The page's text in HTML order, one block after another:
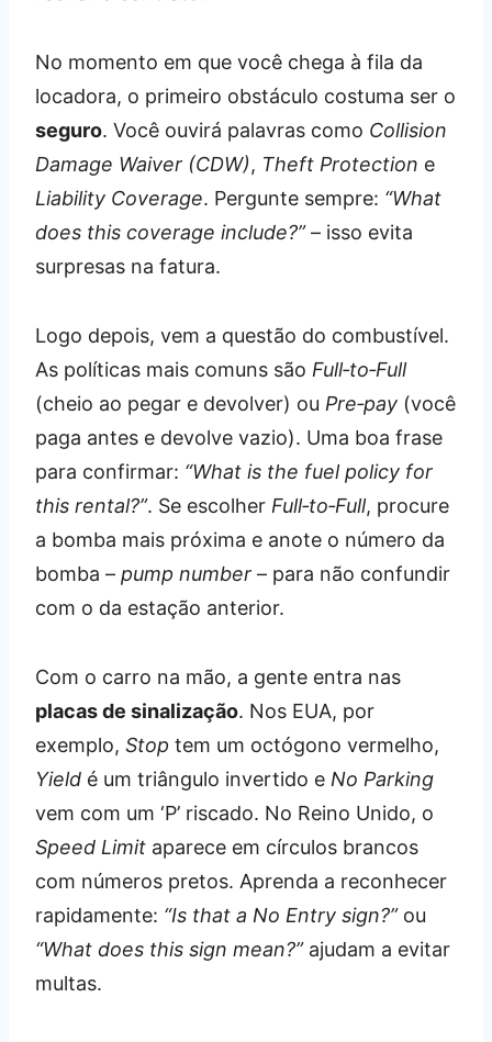
No momento em que você chega à fila da
locadora, o primeiro obstáculo costuma ser o
seguro. Você ouvirá palavras como Collision
Damage Waiver (CDW), Theft Protection e
Liability Coverage. Pergunte sempre: “What
does this coverage include?”– isso evita
surpresas na fatura.
Logo depois, vem a questão do combustível.
As políticas mais comuns são Full‑to‑Full
(cheio ao pegar e devolver) ou Pre‑pay (você
paga antes e devolve vazio). Uma boa frase
para confirmar: “What is the fuel policy for
this rental?”. Se escolher Full‑to‑Full, procure
a bomba mais próxima e anote o número da
bomba – pump number – para não confundir
com o da estação anterior.
Com o carro na mão, a gente entra nas
placas de sinalização. Nos EUA, por
exemplo, Stop tem um octógono vermelho,
Yield é um triângulo invertido e No Parking
vem com um ‘P’ riscado. No Reino Unido, o
Speed Limit aparece em círculos brancos
com números pretos. Aprenda a reconhecer
rapidamente: “Is that a No Entry sign?”ou
“What does this sign mean?”ajudam a evitar
multas.